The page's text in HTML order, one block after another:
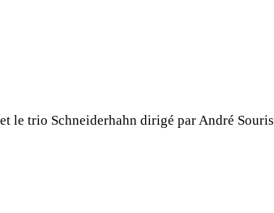
le trio Schneiderhahn dirigé par André Souris